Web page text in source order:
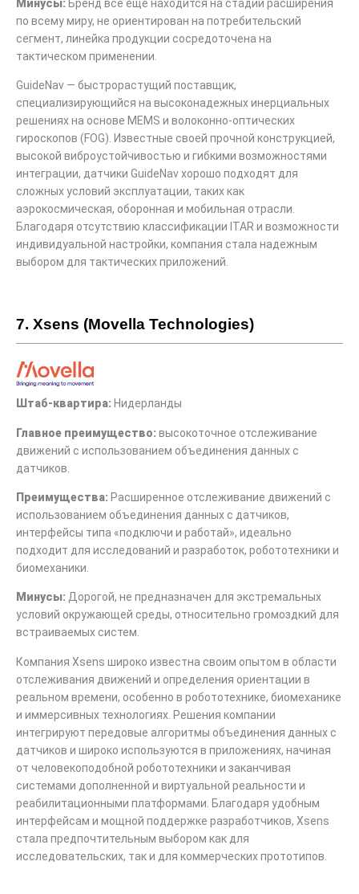
Минусы: Бренд все еще находится на стадии расширения
по всему миру, не ориентирован на потребительский
сегмент, линейка продукции сосредоточена на
тактическом применении.
GuideNav — быстрорастущий поставщик,
специализирующийся на высоконадежных инерциальных
решениях на основе MEMS и волоконно-оптических
гироскопов (FOG). Известные своей прочной конструкцией,
высокой виброустойчивостью и гибкими возможностями
интеграции, датчики GuideNav хорошо подходят для
сложных условий эксплуатации, таких как
аэрокосмическая, оборонная и мобильная отрасли.
Благодаря отсутствию классификации ITAR и возможности
индивидуальной настройки, компания стала надежным
выбором для тактических приложений.
7. Xsens (Movella Technologies)
Штаб-квартира: Нидерланды
Главное преимущество: высокоточное отслеживание
движений с использованием объединения данных с
датчиков.
Преимущества: Расширенное отслеживание движений с
использованием объединения данных с датчиков,
интерфейсы типа «подключи и работай», идеально
подходит для исследований и разработок, робототехники и
биомеханики.
Минусы: Дорогой, не предназначен для экстремальных
условий окружающей среды, относительно громоздкий для
встраиваемых систем.
Компания Xsens широко известна своим опытом в области
отслеживания движений и определения ориентации в
реальном времени, особенно в робототехнике, биомеханике
и иммерсивных технологиях. Решения компании
интегрируют передовые алгоритмы объединения данных с
датчиков и широко используются в приложениях, начиная
от человекоподобной робототехники и заканчивая
системами дополненной и виртуальной реальности и
реабилитационными платформами. Благодаря удобным
интерфейсам и мощной поддержке разработчиков, Xsens
стала предпочтительным выбором как для
исследовательских, так и для коммерческих прототипов.